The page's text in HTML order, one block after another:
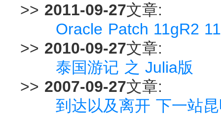
>> 2011-09-27文章:
Oracle Patch 11gR2
>> 2010-09-27文章:
泰国游记 之 Julia版
>> 2007-09-27文章:
到达以及离开 下一站